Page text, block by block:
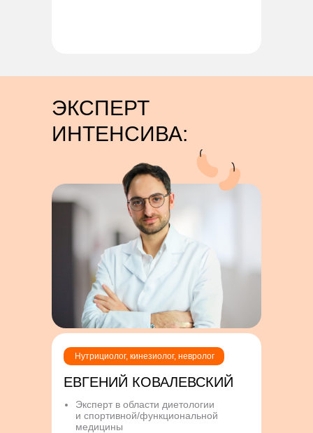
Эксперт в области диетологии
и спортивной/функциональной
медицины
ЕВГЕНИЙ КОВАЛЕВСКИЙ
Нутрициолог, кинезиолог, невролог
ЭКСПЕРТ
ИНТЕНСИВА: